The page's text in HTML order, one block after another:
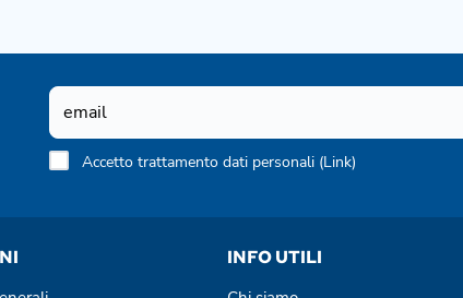
Accetto trattamento dati personali (Link)
INFO UTILI